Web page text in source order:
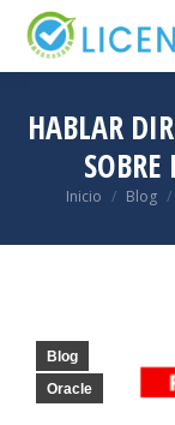
HABLAR
Estás aquí:
Inicio Blog
Blog
Oracle